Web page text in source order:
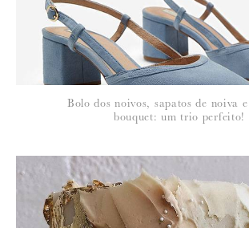
NOME*:
Para saber como tratamos e protegemos os seus
Bolo dos noivos, sapatos de noiva
bouquet: um trio perfeito!